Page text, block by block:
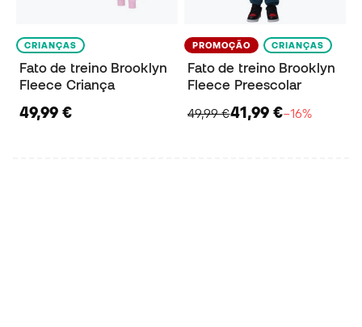
CRIANÇAS
Fato de treino Brooklyn
Fleece Criança
49,99 €
PROMOÇÃO CRIANÇAS
Fato de treino Brooklyn
Fleece Preescolar
49,99 €41,99 €−16%